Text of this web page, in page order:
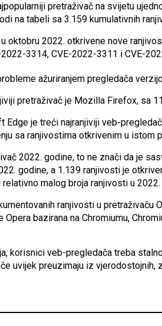
pretraživač na svijetu
na tabeli sa 3.159 kumulativnih
oktobru 2022. otkrivene nove
3314, CVE-2022-3311 i CVE-
ažuriranjem pregledača
pretraživač je Mozilla Firefox, sa
Edge je treći najranjiviji veb-
sa ranjivostima otkrivenim u istom
2022. godine, to ne znači da je
godine, a 1.139 ranjivosti je
malog broja ranjivosti u 2022.
ranjivosti u pretraživaču
bazirana na Chromiumu,
korisnici veb-pregledača treba
uvijek preuzimaju iz vjerodostojnih,